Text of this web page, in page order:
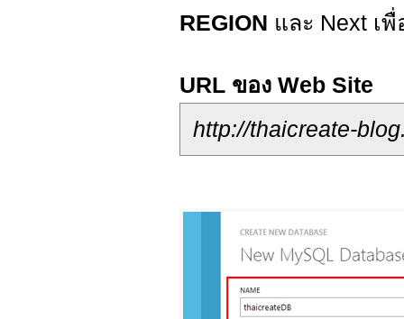
REGION และ Next เ
URL ของ Web Site
http://thaicreate-